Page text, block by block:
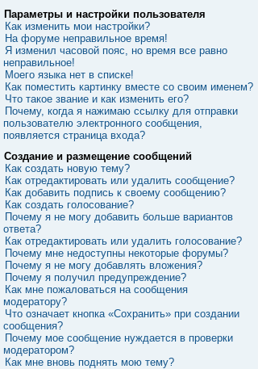
Параметры и настройки пользователя
Как изменить мои настройки?
На форуме неправильное время!
Я изменил часовой пояс, но время все равно
неправильное!
Моего языка нет в списке!
Как поместить картинку вместе со своим именем?
Что такое звание и как изменить его?
Почему, когда я нажимаю ссылку для отправки
пользователю электронного сообщения,
появляется страница входа?
Создание и размещение сообщений
Как создать новую тему?
Как отредактировать или удалить сообщение?
Как добавить подпись к своему сообщению?
Как создать голосование?
Почему я не могу добавить больше вариантов
ответа?
Как отредактировать или удалить голосование?
Почему мне недоступны некоторые форумы?
Почему я не могу добавлять вложения?
Почему я получил предупреждение?
Как мне пожаловаться на сообщения
модератору?
Что означает кнопка «Сохранить» при создании
сообщения?
Почему мое сообщение нуждается в проверки
модератором?
Как мне вновь поднять мою тему?